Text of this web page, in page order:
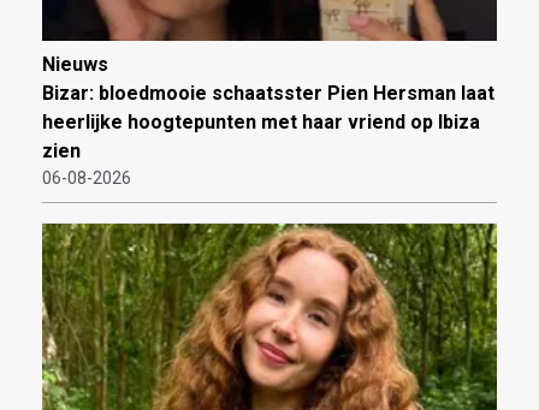
Nieuws
Bizar: bloedmooie schaatsster Pien Hersman laat
heerlijke hoogtepunten met haar vriend op Ibiza
zien
06-08-2026